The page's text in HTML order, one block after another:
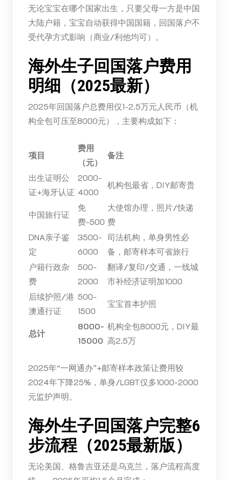
无论宝宝在哪个国家出生，只要父母一方是中国
大陆户籍，宝宝自动获得中国国籍，回国落户不
受代孕方式影响（商业/利他均可）。
海外生子回国落户费用
明细（2025最新）
2025年回国落户总费用仅1-2.5万元人民币（机
构全包可压至8000元），主要构成如下：
项目
费用
（元）
备注
出生证明公
证+海牙认证
2000-
4000
机构包最省，DIY邮寄贵
中国旅行证
免
费-500
大使馆办理，照片/快递
费
DNA亲子鉴
定
3500-
6000
司法机构，单身男性必
备，邮寄样本可省旅行
户籍行政杂
费
500-
2000
翻译/复印/交通，一线城
市补经济证明加1000
后续护照/港
澳通行证
500-
1500
宝宝首本护照
总计
8000-
15000
机构全包8000元，DIY最
高2.5万
2025年“一网通办”+邮寄样本政策让费用较
2024年下降25%，单身/LGBT仅多1000-2000
元监护声明。
海外生子回国落户完整6
步流程（2025最新版）
无论美国、格鲁吉亚还是乌克兰，落户流程高度